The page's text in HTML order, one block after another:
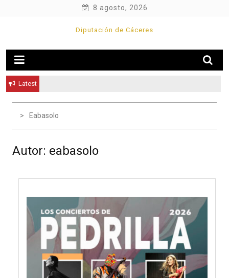
8 agosto, 2026
Diputación de Cáceres
Latest
Eabasolo
Autor: eabasolo